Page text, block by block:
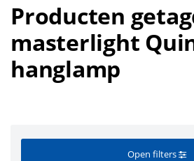
Producten
masterlight
hanglamp
Open filters